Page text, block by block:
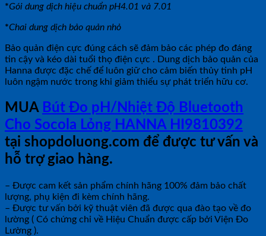
*Gói dung dịch hiệu chuẩn pH4.01 và 7.01
*Chai dung dịch bảo quản nhỏ
Bảo quản điện cực đúng cách sẽ đảm bảo các phép đo đáng
tin cậy và kéo dài tuổi thọ điện cực . Dung dịch bảo quản của
Hanna được đặc chế để luôn giữ cho cảm biến thủy tinh pH
luôn ngậm nước trong khi giảm thiểu sự phát triển hữu cơ.
MUA Bút Đo pH/Nhiệt Độ Bluetooth
Cho Socola Lỏng HANNA HI9810392
tại shopdoluong.com để được tư vấn và
hỗ trợ giao hàng.
– Được cam kết sản phẩm chính hãng 100% đảm bảo chất
lượng, phụ kiện đi kèm chính hãng.
– Được tư vấn bởi kỹ thuật viên đã được qua đào tạo về đo
lường ( Có chứng chỉ về Hiệu Chuẩn được cấp bởi Viện Đo
Lường ).